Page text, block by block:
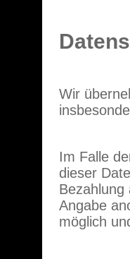
Wir
Im Falle
dieser
Bezahlung
Angabe
möglich